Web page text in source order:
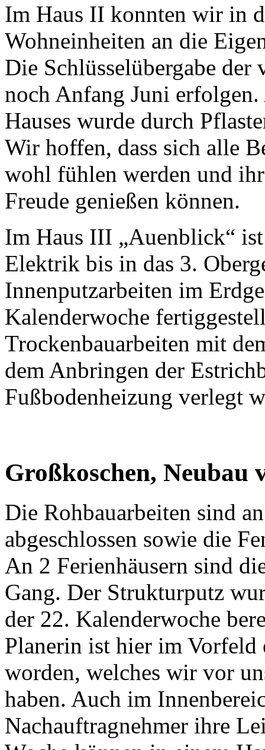
Im Haus II konnten wir in
Wohneinheiten an die
Die Schlüsselübergabe
noch Anfang Juni
Hauses wurde durch
Wir hoffen, dass sich alle
wohl fühlen werden und
Freude genießen können.
Im Haus III „Auenblick“
Elektrik bis in das 3.
Innenputzarbeiten im
Kalenderwoche
Trockenbauarbeiten mit
dem Anbringen der
Fußbodenheizung verlegt
Großkoschen, Neubau
Die Rohbauarbeiten sind
abgeschlossen sowie die
An 2 Ferienhäusern sind
Gang. Der Strukturputz
der 22. Kalenderwoche
Planerin ist hier im Vorfeld
worden, welches wir vor
haben. Auch im
Nachauftragnehmer ihre